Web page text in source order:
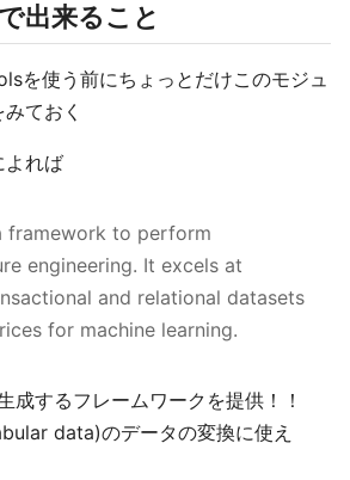
出来ること
を使う前にちょっとだけこのモジュ
ておく
よれば
framework to perform
engineering. It excels at
and relational datasets
for machine learning.
成するフレームワークを提供！！
data)のデータの変換に使え